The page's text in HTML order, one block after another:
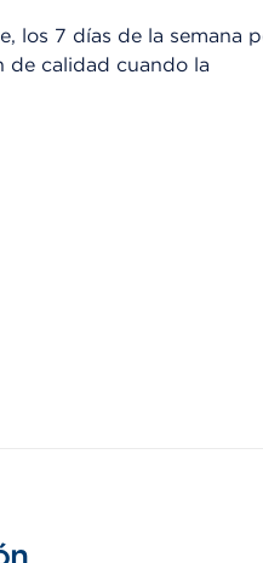
los 7 días de la semana
de calidad cuando la